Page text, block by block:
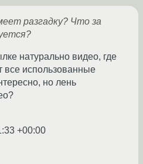
разгадку? Что за
натурально видео, где
все использованные
но лень
+00:00